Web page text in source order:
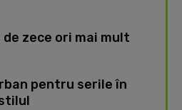
zece ori mai mult
pentru serile în